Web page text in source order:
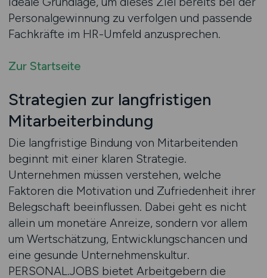
Personalgewinnung zu verfolgen und passende
Fachkräfte im HR-Umfeld anzusprechen.
Zur Startseite
Strategien zur langfristigen
Mitarbeiterbindung
Die langfristige Bindung von Mitarbeitenden
beginnt mit einer klaren Strategie.
Unternehmen müssen verstehen, welche
Faktoren die Motivation und Zufriedenheit ihrer
Belegschaft beeinflussen. Dabei geht es nicht
allein um monetäre Anreize, sondern vor allem
um Wertschätzung, Entwicklungschancen und
eine gesunde Unternehmenskultur.
PERSONAL.JOBS bietet Arbeitgebern die